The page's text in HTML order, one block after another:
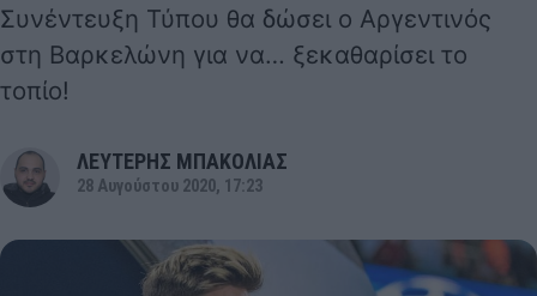
Συνέντευξη Τύπου θα δώσει ο Αργεντινός
στη Βαρκελώνη για να… ξεκαθαρίσει το
τοπίο!
ΛΕΥΤΕΡΗΣ ΜΠΑΚΟΛΙΑΣ
28 Αυγούστου 2020, 17:23